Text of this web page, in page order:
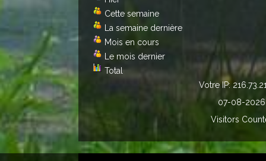
Cette semaine
La semaine dernière
Mois en cours
Le mois dernier
Total
Votre IP:
07-08-2026
Visitors